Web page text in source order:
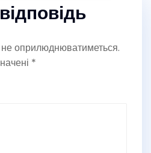
оприлюднюватиметься.
*